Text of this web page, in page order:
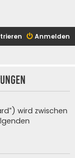
Anmelden
wird zwischen